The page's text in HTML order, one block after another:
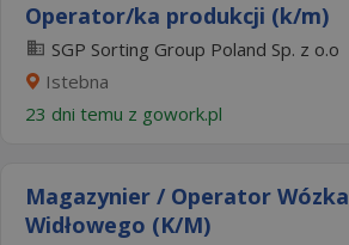
Operator/ka produkcji (k/m)
SGP Sorting Group Poland Sp. z o.o
Istebna
23 dni temu z gowork.pl
Magazynier / Operator Wózka
Widłowego (K/M)